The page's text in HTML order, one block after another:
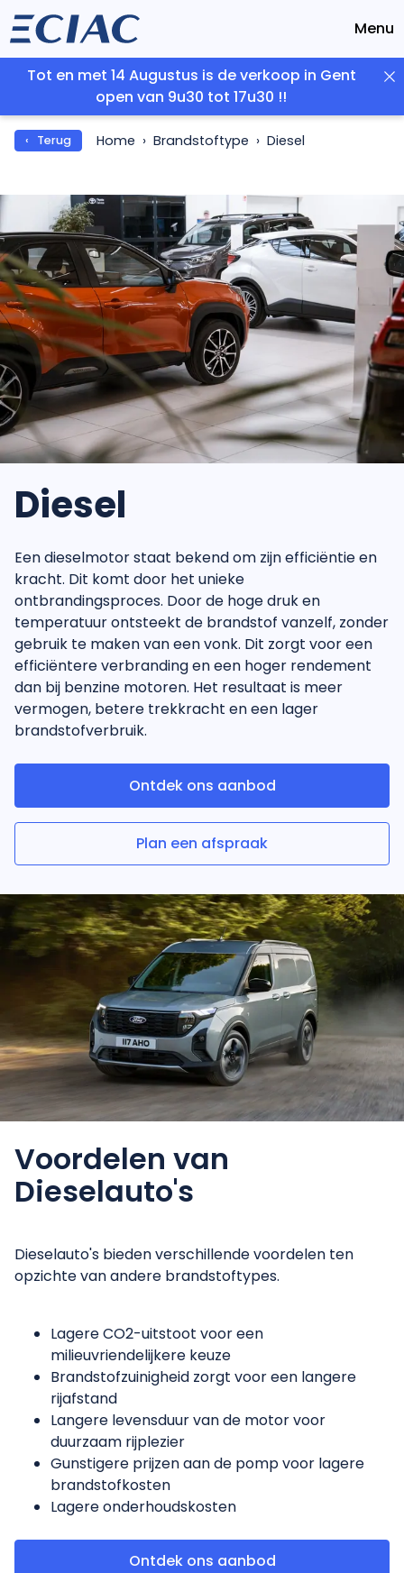
Menu
Tot en met 14 Augustus is de verkoop in Gent
open van 9u30 tot 17u30 !!
‹ Terug Home Brandstoftype Diesel
Diesel
Een dieselmotor staat bekend om zijn efficiëntie en
kracht. Dit komt door het unieke
ontbrandingsproces. Door de hoge druk en
temperatuur ontsteekt de brandstof vanzelf, zonder
gebruik te maken van een vonk. Dit zorgt voor een
efficiëntere verbranding en een hoger rendement
dan bij benzine motoren. Het resultaat is meer
vermogen, betere trekkracht en een lager
brandstofverbruik.
Ontdek ons aanbod
Plan een afspraak
Voordelen van
Dieselauto's
Dieselauto's bieden verschillende voordelen ten
opzichte van andere brandstoftypes.
Lagere CO2-uitstoot voor een
milieuvriendelijkere keuze
Brandstofzuinigheid zorgt voor een langere
rijafstand
Langere levensduur van de motor voor
duurzaam rijplezier
Gunstigere prijzen aan de pomp voor lagere
brandstofkosten
Lagere onderhoudskosten
Ontdek ons aanbod